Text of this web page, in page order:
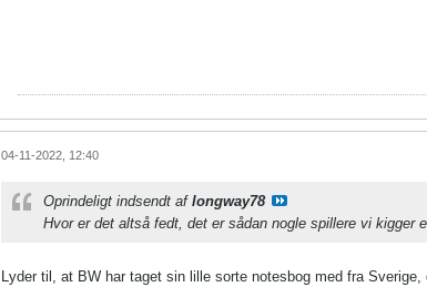
04-11-2022, 12:40
Oprindeligt indsendt af longway78
Hvor er det altså fedt, det er sådan nogle spillere vi kigger
Lyder til, at BW har taget sin lille sorte notesbog med fra